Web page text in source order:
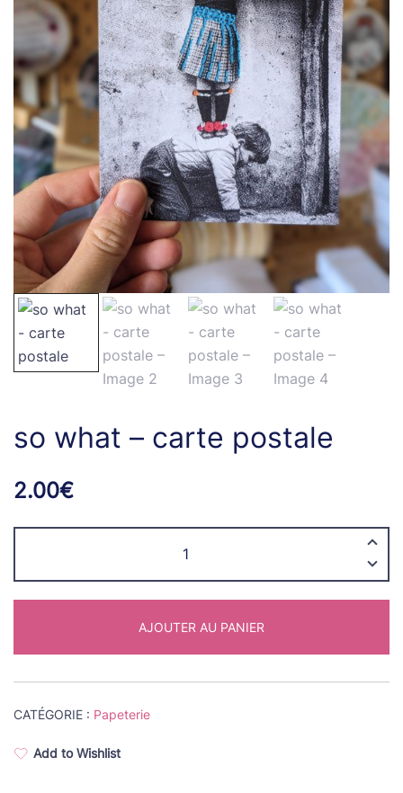
so what – carte postale
2.00€
so
-
carte
postale
AJOUTER AU PANIER
CATÉGORIE : Papeterie
Add to Wishlist